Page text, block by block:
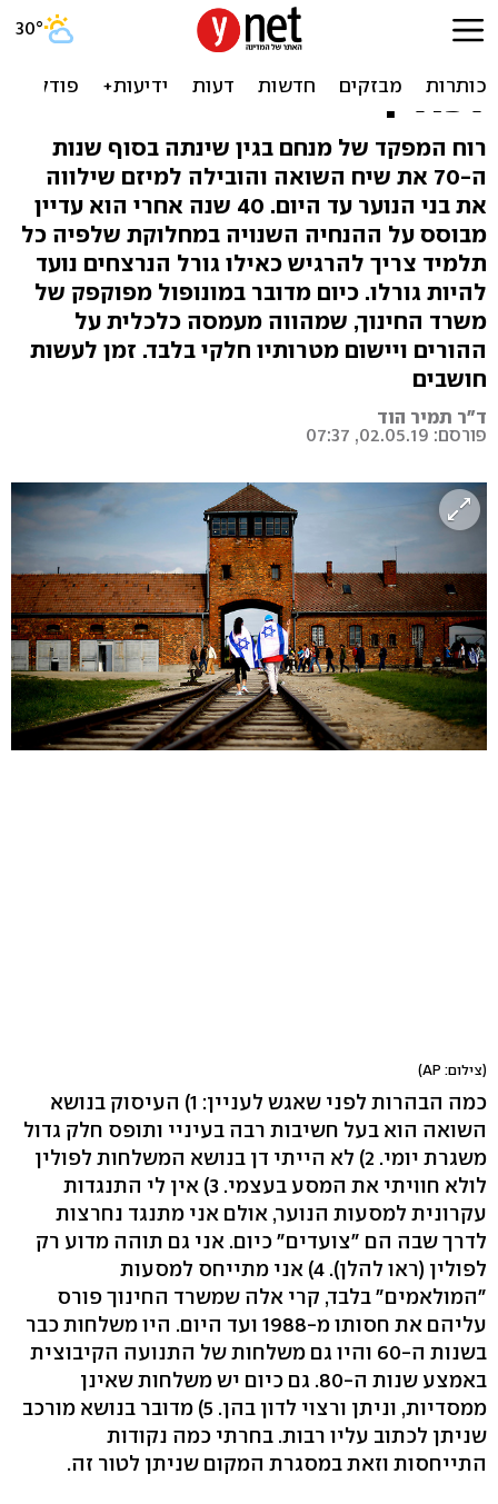
הקורבן כאידיאולוגיה:
עלייתם ונפילתם של המסעות
לפולין
רוח המפקד של מנחם בגין שינתה בסוף שנות
ה-70 את שיח השואה והובילה למיזם שילווה
את בני הנוער עד היום. 40 שנה אחרי הוא עדיין
מבוסס על ההנחיה השנויה במחלוקת שלפיה כל
תלמיד צריך להרגיש כאילו גורל הנרצחים נועד
להיות גורלו. כיום מדובר במונופול מפוקפק של
משרד החינוך, שמהווה מעמסה כלכלית על
ההורים ויישום מטרותיו חלקי בלבד. זמן לעשות
חושבים
ד"ר תמיר הוד
פורסם: 02.05.19, 07:37
(צילום: AP)
כמה הבהרות לפני שאגש לעניין: 1) העיסוק בנושא
השואה הוא בעל חשיבות רבה בעיניי ותופס חלק גדול
משגרת יומי. 2) לא הייתי דן בנושא המשלחות לפולין
לולא חוויתי את המסע בעצמי. 3) אין לי התנגדות
עקרונית למסעות הנוער, אולם אני מתנגד נחרצות
לדרך שבה הם "צועדים" כיום. אני גם תוהה מדוע רק
לפולין (ראו להלן). 4) אני מתייחס למסעות
"המולאמים" בלבד, קרי אלה שמשרד החינוך פורס
עליהם את חסותו מ-1988 ועד היום. היו משלחות כבר
בשנות ה-60 והיו גם משלחות של התנועה הקיבוצית
באמצע שנות ה-80. גם כיום יש משלחות שאינן
ממסדיות, וניתן ורצוי לדון בהן. 5) מדובר בנושא מורכב
שניתן לכתוב עליו רבות. בחרתי כמה נקודות
התייחסות וזאת במסגרת המקום שניתן לטור זה.